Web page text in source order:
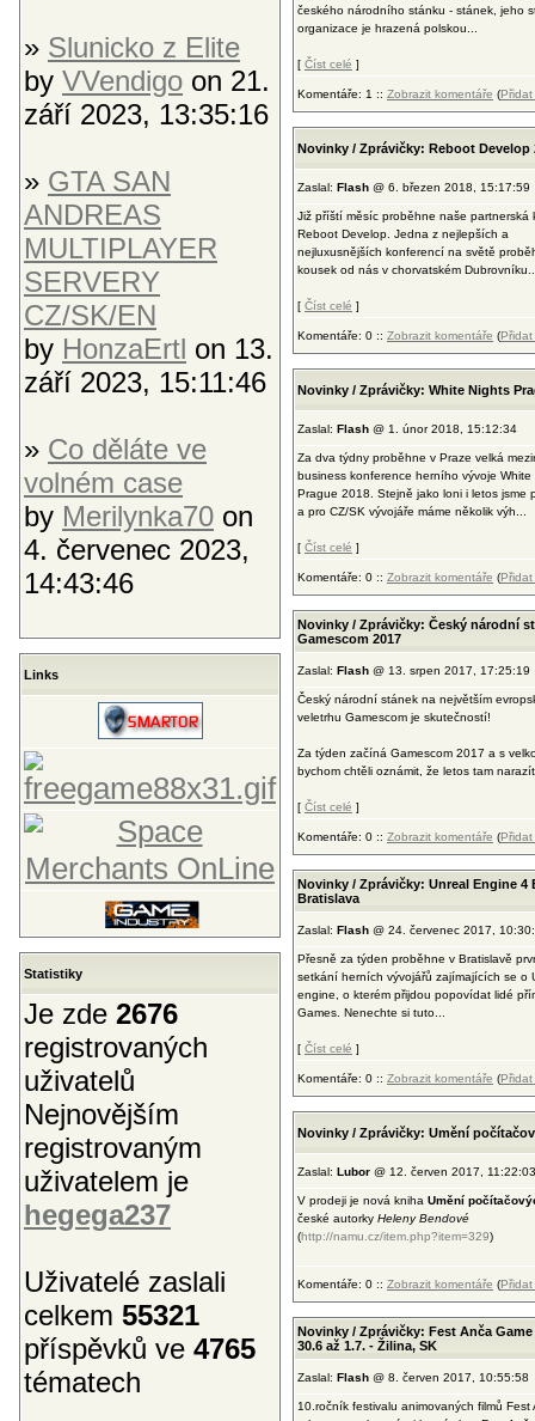
» Slunicko z Elite
by VVendigo on 21.
září 2023, 13:35:16
» GTA SAN
ANDREAS
MULTIPLAYER
SERVERY
CZ/SK/EN
by HonzaErtl on 13.
září 2023, 15:11:46
» Co děláte ve
volném case
by Merilynka70 on
4. červenec 2023,
14:43:46
Links
Statistiky
Je zde 2676
registrovaných
uživatelů
Nejnovějším
registrovaným
uživatelem je
hegega237
Uživatelé zaslali
celkem 55321
příspěvků ve 4765
tématech
českého národního stánku - stánek, jeho
organizace je hrazená polskou...
[ Číst celé ]
Komentáře: 1 :: Zobrazit komentáře (Přidat
Novinky / Zprávičky: Reboot Develop
Zaslal: Flash @ 6. březen 2018, 15:17:59
Již příští měsíc proběhne naše partnerská
Reboot Develop. Jedna z nejlepších a
nejluxusnějších konferencí na světě
kousek od nás v chorvatském
[ Číst celé ]
Komentáře: 0 :: Zobrazit komentáře (Přidat
Novinky / Zprávičky: White Nights
Zaslal: Flash @ 1. únor 2018, 15:12:34
Za dva týdny proběhne v Praze velká
business konference herního vývoje White
Prague 2018. Stejně jako loni i letos jsme
a pro CZ/SK vývojáře máme několik výh...
[ Číst celé ]
Komentáře: 0 :: Zobrazit komentáře (Přidat
Novinky / Zprávičky: Český národní
Gamescom 2017
Zaslal: Flash @ 13. srpen 2017, 17:25:19
Český národní stánek na největším
veletrhu Gamescom je skutečností!
Za týden začíná Gamescom 2017 a s
bychom chtěli oznámit, že letos tam
[ Číst celé ]
Komentáře: 0 :: Zobrazit komentáře (Přidat
Novinky / Zprávičky: Unreal Engine 4
Bratislava
Zaslal: Flash @ 24. červenec 2017,
Přesně za týden proběhne v Bratislavě
setkání herních vývojářů zajímajících se o
engine, o kterém přijdou popovídat lidé
Games. Nenechte si tuto...
[ Číst celé ]
Komentáře: 0 :: Zobrazit komentáře (Přidat
Novinky / Zprávičky: Umění
Zaslal: Lubor @ 12. červen 2017, 11:22:03
V prodeji je nová kniha Umění
české autorky Heleny Bendové
(http://namu.cz/item.php?item=329)
Komentáře: 0 :: Zobrazit komentáře (Přidat
Novinky / Zprávičky: Fest Anča Game
30.6 až 1.7. - Žilina, SK
Zaslal: Flash @ 8. červen 2017, 10:55:58
10.ročník festivalu animovaných filmů Fest